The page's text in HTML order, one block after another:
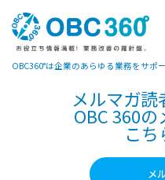
メルマガ読
OBC 360
こち
メ